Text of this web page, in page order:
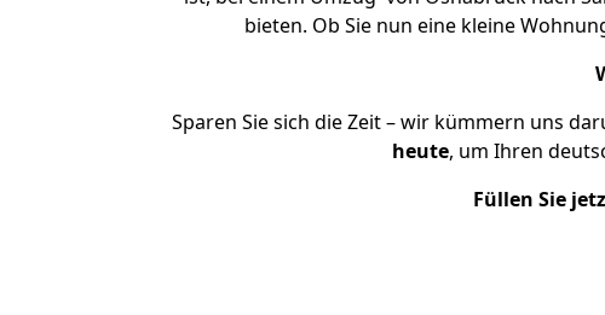
bieten. Ob Sie nun eine kleine
Sparen Sie sich die Zeit – wir kümmern uns
heute, um Ihren
Füllen Sie